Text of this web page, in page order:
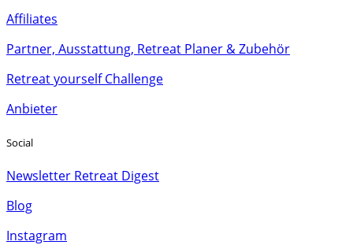
Affiliates
Partner, Ausstattung, Retreat Planer & Zubehör
Retreat yourself Challenge
Anbieter
Social
Newsletter Retreat Digest
Blog
Instagram